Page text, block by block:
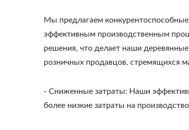
Мы предлагаем
эффективным производственным
решения, что делает наши
розничных продавцов, стремящихся
- Сниженные затраты: Наши
более низкие затраты на